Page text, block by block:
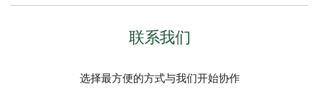
联系我们
选择最方便的方式与我们开始协作